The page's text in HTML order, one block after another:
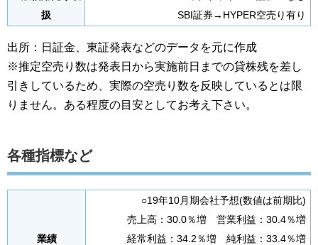
扱
SBI証券→HYPER空売り有り
出所：日証金、東証発表などのデータを元に作成
※推定空売り数は発表日から実施前日までの貸株残を差し
引きしているため、実際の空売り数を反映しているとは限
りません。ある程度の目安としてお考え下さい。
各種指標など
業績
○19年10月期会社予想(数値は前期比)
売上高：30.0％増 営業利益：30.4％増
経常利益：34.2％増 純利益：33.4％増